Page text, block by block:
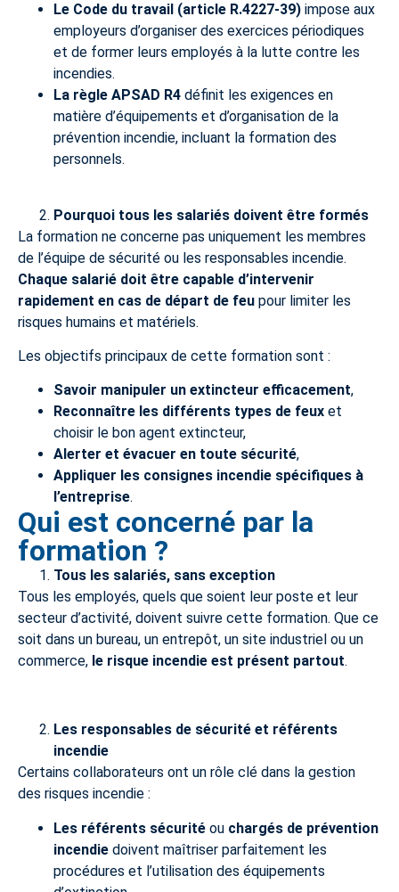
Le Code du travail (article R.4227-39) impose aux
employeurs d’organiser des exercices périodiques
et de former leurs employés à la lutte contre les
incendies.
La règle APSAD R4 définit les exigences en
matière d’équipements et d’organisation de la
prévention incendie, incluant la formation des
personnels.
Pourquoi tous les salariés doivent être formés
La formation ne concerne pas uniquement les membres
de l’équipe de sécurité ou les responsables incendie.
Chaque salarié doit être capable d’intervenir
rapidement en cas de départ de feu pour limiter les
risques humains et matériels.
Les objectifs principaux de cette formation sont :
Savoir manipuler un extincteur efficacement,
Reconnaître les différents types de feux et
choisir le bon agent extincteur,
Alerter et évacuer en toute sécurité,
Appliquer les consignes incendie spécifiques à
l’entreprise.
Qui est concerné par la
formation ?
Tous les salariés, sans exception
Tous les employés, quels que soient leur poste et leur
secteur d’activité, doivent suivre cette formation. Que ce
soit dans un bureau, un entrepôt, un site industriel ou un
commerce, le risque incendie est présent partout.
Les responsables de sécurité et référents
incendie
Certains collaborateurs ont un rôle clé dans la gestion
des risques incendie :
Les référents sécurité ou chargés de prévention
incendie doivent maîtriser parfaitement les
procédures et l’utilisation des équipements